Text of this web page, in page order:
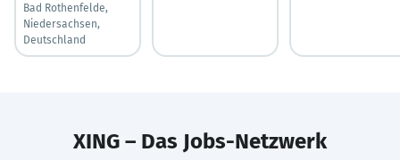
Bad Rothenfelde,
Niedersachsen,
Deutschland
XING – Das Jobs-Netzwerk